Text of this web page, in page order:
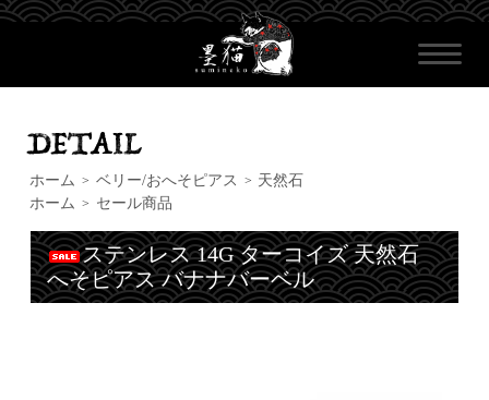
ホーム > ベリー/おへそピアス > 天然石
ホーム > セール商品
ステンレス 14G ターコイズ 天然石
へそピアス バナナバーベル